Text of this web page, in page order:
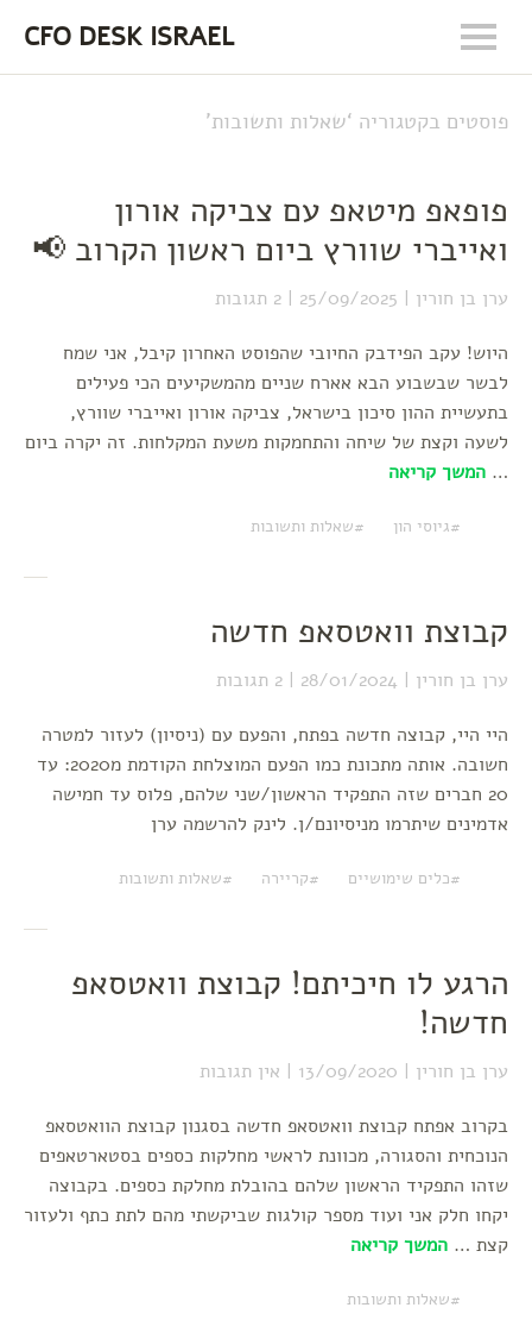
CFO DESK ISRAEL
פוסטים בקטגוריה ‘שאלות ותשובות’
פופאפ מיטאפ עם צביקה אורון
ואייברי שוורץ ביום ראשון הקרוב 📢
ערן בן חורין 25/09/2025 2 תגובות
היוש! עקב הפידבק החיובי שהפוסט האחרון קיבל, אני שמח
לבשר שבשבוע הבא אארח שניים מהמשקיעים הכי פעילים
בתעשיית ההון סיכון בישראל, צביקה אורון ואייברי שוורץ,
לשעה וקצת של שיחה והתחמקות משעת המקלחות. זה יקרה ביום
… המשך קריאה
גיוסי הון שאלות ותשובות
קבוצת וואטסאפ חדשה
ערן בן חורין 28/01/2024 2 תגובות
היי היי, קבוצה חדשה בפתח, והפעם עם (ניסיון) לעזור למטרה
חשובה. אותה מתכונת כמו הפעם המוצלחת הקודמת מ2020: עד
20 חברים שזה התפקיד הראשון/שני שלהם, פלוס עד חמישה
אדמינים שיתרמו מניסיונם/ן. לינק להרשמה ערן
כלים שימושיים קריירה שאלות ותשובות
הרגע לו חיכיתם! קבוצת וואטסאפ
חדשה!
ערן בן חורין 13/09/2020 אין תגובות
בקרוב אפתח קבוצת וואטסאפ חדשה בסגנון קבוצת הוואטסאפ
הנוכחית והסגורה, מכוונת לראשי מחלקות כספים בסטארטאפים
שזהו התפקיד הראשון שלהם בהובלת מחלקת כספים. בקבוצה
יקחו חלק אני ועוד מספר קולגות שביקשתי מהם לתת כתף ולעזור
קצת … המשך קריאה
שאלות ותשובות